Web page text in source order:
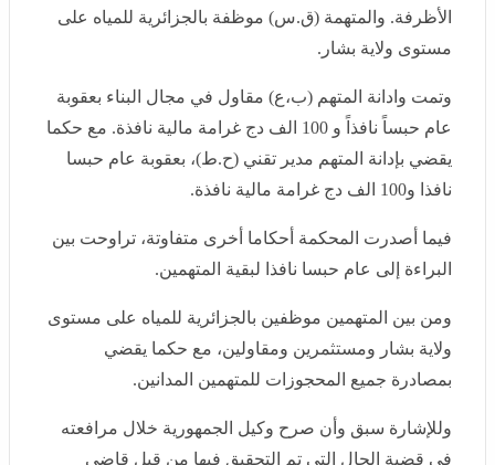
وتمت وادانة المتهم (ب،ع) مقاول في مجال البناء بعقوبة
يقضي بإدانة المتهم مدير تقني (ح.ط)، بعقوبة عام حبسا نافذا
فيما أصدرت المحكمة أحكاما أخرى متفاوتة، تراوحت بين
البراءة إلى عام حبسا نافذا لبقية المتهمين.
ومن بين المتهمين موظفين بالجزائرية للمياه على مستوى
ولاية بشار ومستثمرين ومقاولين، مع حكما يقضي بمصادرة
جميع المحجوزات للمتهمين المدانين.
وللإشارة سبق وأن صرح وكيل الجمهورية خلال مرافعته في
قضية الحال التي تم التحقيق فيها من قبل قاضي التحقيق
بالقطب الجزائي المتخصص في قضايا الفساد المالية
والاقتصادية بسيدي امحمد الغرفة السابعة. أنه ما تم كشفه